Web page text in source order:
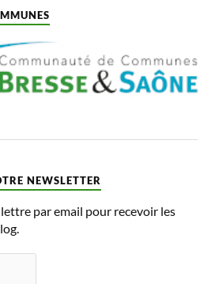
NEWSLETTER
par email pour recevoir les